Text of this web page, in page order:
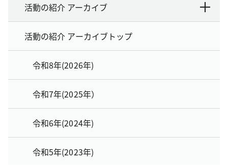
活動の紹介 アーカイブ
活動の紹介 アーカイブトップ
令和8年(2026年)
令和7年(2025年）
令和6年(2024年)
令和5年(2023年)